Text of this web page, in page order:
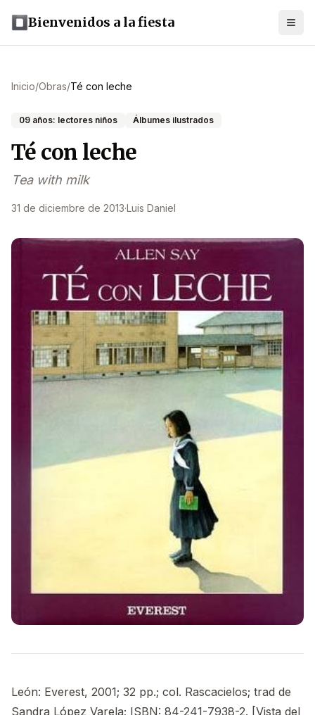
Bienvenidos a la fiesta
Inicio/Obras/Té con leche
09 años: lectores niños Álbumes ilustrados
Té con leche
Tea with milk
31 de diciembre de 2013·Luis Daniel
León: Everest, 2001; 32 pp.; col. Rascacielos; trad de
Sandra López Varela; ISBN: 84-241-7938-2. [Vista del